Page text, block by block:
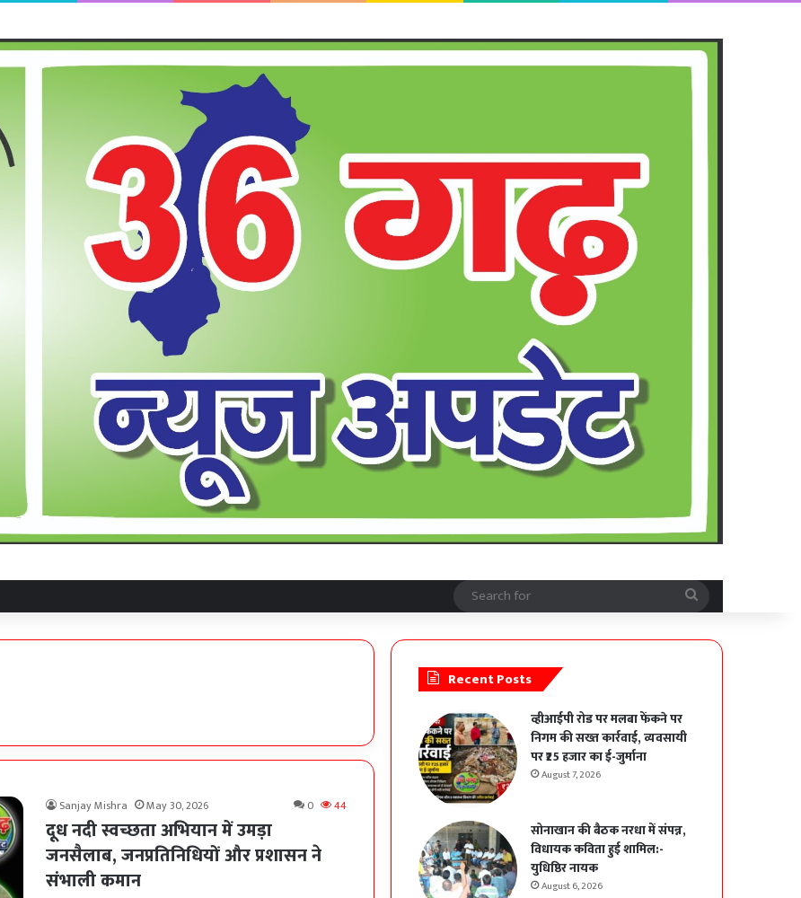
Search
Sanjay Mishra May 30, 2026 0 44
दूध नदी स्वच्छता अभियान में उमड़ा
जनसैलाब, जनप्रतिनिधियों और प्रशासन ने
संभाली कमान
Recent Posts
व्हीआईपी रोड पर मलबा फेंकने पर
निगम की सख्त कार्रवाई, व्यवसायी
पर ₹25 हजार का ई-जुर्माना
August 7, 2026
सोनाखान की बैठक नरधा में संपन्न,
विधायक कविता हुई शामिल:-
युधिष्ठिर नायक
August 6, 2026